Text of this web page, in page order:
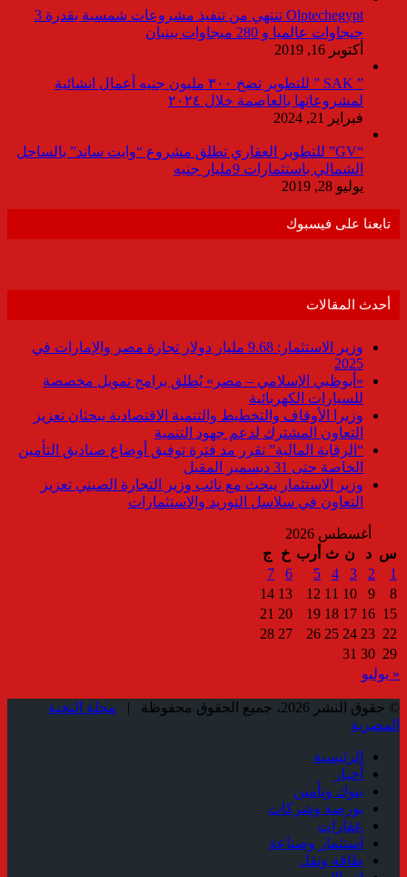
Olptechegypt تنتهي من تنفيذ مشروعات شمسية بقدرة 3
جيجاوات عالميا و 280 ميجاوات ببنبان
أكتوبر 16, 2019
” SAK ” للتطوير تضخ ٣٠٠ مليون جنيه أعمال انشائية
لمشروعاتها بالعاصمة خلال ٢٠٢٤
فبراير 21, 2024
“GV” للتطوير العقاري تطلق مشروع “وايت ساند” بالساحل
الشمالي باستثمارات 9مليار جنيه
يوليو 28, 2019
تابعنا على فيسبوك
أحدث المقالات
وزير الاستثمار: 9.68 مليار دولار تجارة مصر والإمارات في
2025
«أبوظبي الإسلامي – مصر» يُطلق برامج تمويل مخصصة
للسيارات الكهربائية
وزيرا الأوقاف والتخطيط والتنمية الاقتصادية يبحثان تعزيز
التعاون المشترك لدعم جهود التنمية
“الرقابة المالية” تقرر مد فترة توفيق أوضاع صناديق التأمين
الخاصة حتى 31 ديسمبر المقبل
وزير الاستثمار يبحث مع نائب وزير التجارة الصيني تعزيز
التعاون في سلاسل التوريد والاستثمارات
أغسطس 2026
س د ن ث أرب خ
ج
1
2
3
4
5
6
7
8
9
10
11
12
13
14
15
16
17
18
19
20
21
22
23
24
25
26
27
28
29
30
31
« يوليو
© حقوق النشر 2026، جميع الحقوق محفوظة |
مجلة النخبة
المصرية
الرئيسية
أخبار
بنوك وتأمين
بورصة وشركات
عقارات
استثمار وصناعة
طاقة ونقل